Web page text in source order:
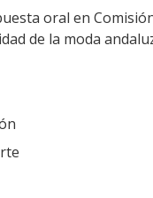
oral en
de la moda